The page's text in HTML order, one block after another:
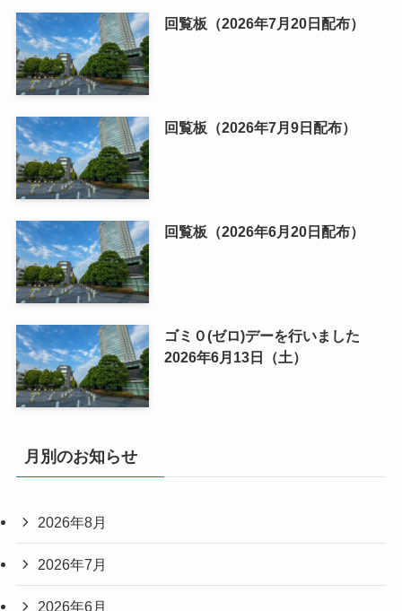
回覧板（2026年7月20日配布）
回覧板（2026年7月9日配布）
回覧板（2026年6月20日配布）
ゴミ０(ゼロ)デーを行いました
2026年6月13日（土）
月別のお知らせ
2026年8月
2026年7月
2026年6月